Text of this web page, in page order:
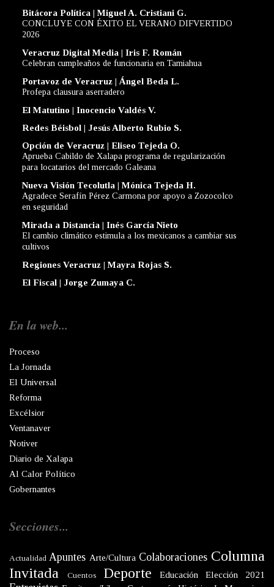
Bitácora Política | Miguel A. Cristiani G.
CONCLUYE CON ÉXITO EL VERANO DIFVERTIDO
2026
Veracruz Digital Media | Iris F. Román
Celebran cumpleaños de funcionaria en Tamiahua
Portavoz de Veracruz | Ángel Beda L.
Profepa clausura aserradero
El Matutino | Inocencio Valdés V.
Redes Béisbol | Jesús Alberto Rubio S.
Opción de Veracruz | Eliseo Tejeda O.
Aprueba Cabildo de Xalapa programa de regularización
para locatarios del mercado Galeana
Nueva Visión Tecolutla | Mónica Tejeda H.
Agradece Serafín Pérez Carmona por apoyo a Zozocolco
en seguridad
Mirada a Distancia | Inés García Nieto
El cambio climático estimula a los mexicanos a cambiar sus
cultivos
Regiones Veracruz | Mayra Rojas S.
El Fiscal | Jorge Zumaya C.
En la web...
Proceso
La Jornada
El Universal
Reforma
Excélsior
Ventanaver
Notiver
Diario de Xalapa
Al Calor Político
Gobernantes
Secciones...
Actualidad Apuntes Arte/Cultura Colaboraciones Columna
Invitada
Cuentos Deporte Educación Elección 2021